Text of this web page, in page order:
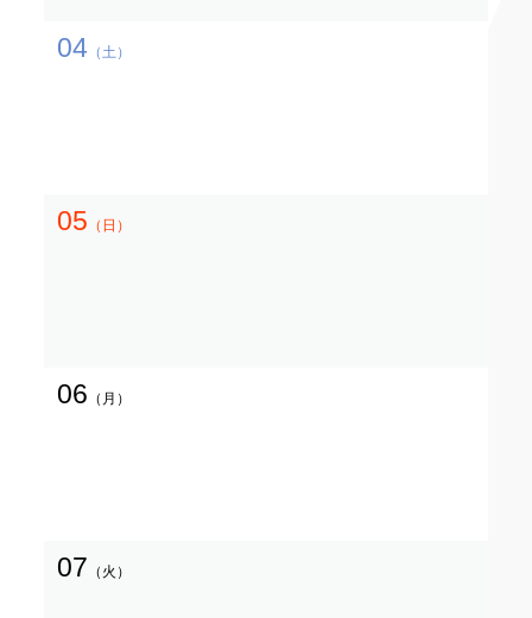
04 （土）
05 （日）
06 （月）
07 （火）